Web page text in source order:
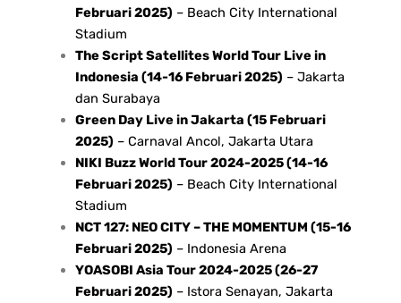
Februari 2025) – Beach City International
Stadium
The Script Satellites World Tour Live in
Indonesia (14-16 Februari 2025) – Jakarta
dan Surabaya
Green Day Live in Jakarta (15 Februari
2025) – Carnaval Ancol, Jakarta Utara
NIKI Buzz World Tour 2024-2025 (14-16
Februari 2025) – Beach City International
Stadium
NCT 127: NEO CITY – THE MOMENTUM (15-16
Februari 2025) – Indonesia Arena
YOASOBI Asia Tour 2024-2025 (26-27
Februari 2025) – Istora Senayan, Jakarta